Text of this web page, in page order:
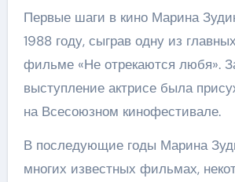
Первые шаги в кино Марина
1988 году, сыграв одну из
фильме «Не отрекаются любя».
выступление актрисе была
на Всесоюзном кинофестивале.
В последующие годы Марина
многих известных фильмах,